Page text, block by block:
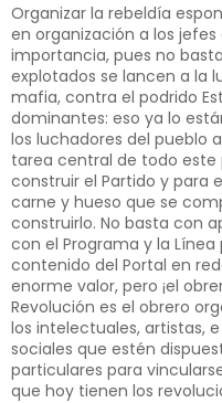
Organizar la rebeldía
en organización a los
importancia, pues no
explotados se lancen a la
mafia, contra el podrido
dominantes: eso ya lo
los luchadores del pueblo
tarea central de todo este
construir el Partido y para
carne y hueso que se
construirlo. No basta con
con el Programa y la
contenido del Portal en
enorme valor, pero ¡el
Revolución es el obrero
los intelectuales, artistas,
sociales que estén
particulares para
que hoy tienen los